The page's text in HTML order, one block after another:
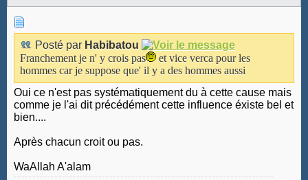
Posté par Habibatou
Franchement je n' y crois pas
et vice verca pour les
hommes car je suppose que' il y a des hommes aussi
Oui ce n'est pas systématiquement du à cette cause mais
comme je l'ai dit précédément cette influence éxiste bel et
bien....
Après chacun croit ou pas.
WaAllah A'alam